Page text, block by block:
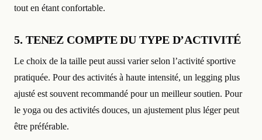
tout en étant confortable.
5. TENEZ COMPTE DU TYPE D’ACTIVITÉ
Le choix de la taille peut aussi varier selon l’activité sportive
pratiquée. Pour des activités à haute intensité, un legging plus
ajusté est souvent recommandé pour un meilleur soutien. Pour
le yoga ou des activités douces, un ajustement plus léger peut
être préférable.